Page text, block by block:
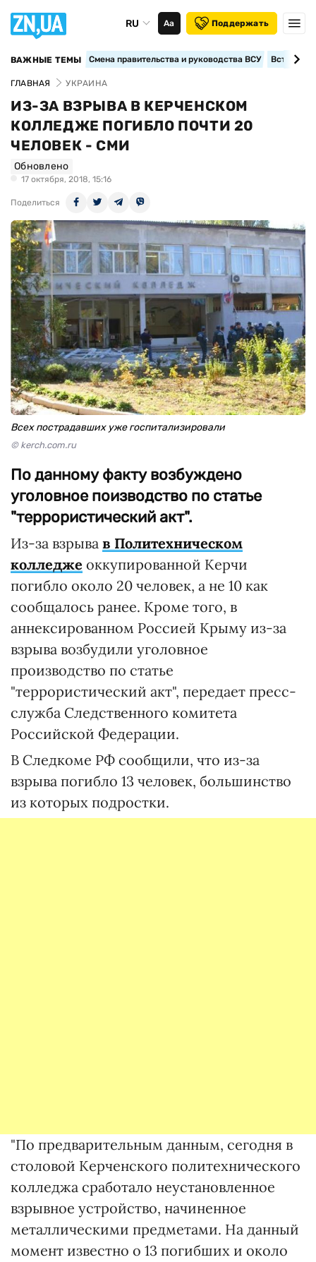
RU Аа Поддержать
ВАЖНЫЕ ТЕМЫ Смена правительства и руководства ВСУ
ГЛАВНАЯ УКРАИНА
ИЗ-ЗА ВЗРЫВА В КЕРЧЕНСКОМ
КОЛЛЕДЖЕ ПОГИБЛО ПОЧТИ 20
ЧЕЛОВЕК - СМИ
Обновлено
17 октября, 2018, 15:16
Поделиться
Всех пострадавших уже госпитализировали
© kerch.com.ru
По данному факту возбуждено
уголовное поизводство по статье
"террористический акт".
Из-за взрыва в Политехническом
колледже оккупированной Керчи
погибло около 20 человек, а не 10 как
сообщалось ранее. Кроме того, в
аннексированном Россией Крыму из-за
взрыва возбудили уголовное
производство по статье
"террористический акт", передает пресс-
служба Следственного комитета
Российской Федерации.
В Следкоме РФ сообщили, что из-за
взрыва погибло 13 человек, большинство
из которых подростки.
"По предварительным данным, сегодня в
столовой Керченского политехнического
колледжа сработало неустановленное
взрывное устройство, начиненное
металлическими предметами. На данный
момент известно о 13 погибших и около